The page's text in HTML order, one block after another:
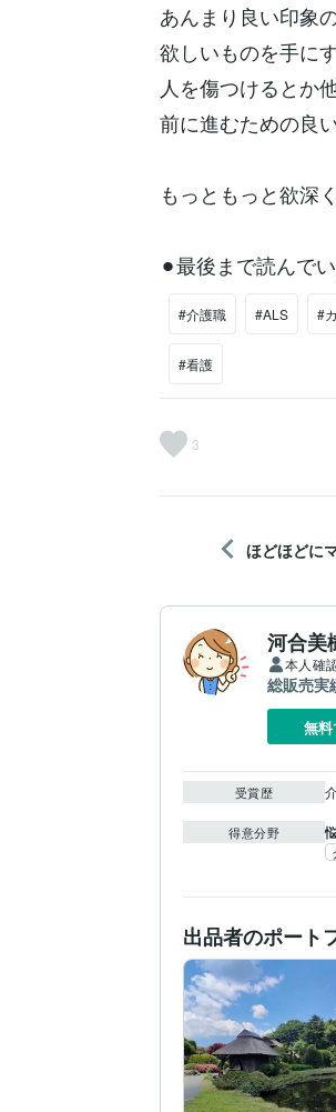
あんまり良い印象
欲しいものを手に
人を傷つけるとか
前に進むための良
もっともっと欲深
⚫︎最後まで読んで
#介護職 #ALS #
#看護
3
ほどほどに
河合美
本人確
総販売実
無
受賞歴
得意分野
出品者のポート